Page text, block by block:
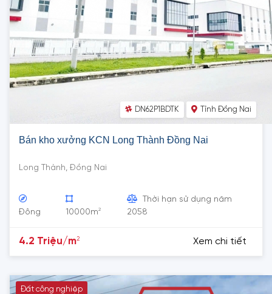
DN62P1BDTK Tỉnh Đồng Nai
Bán kho xưởng KCN Long Thành Đồng Nai
Long Thành, Đồng Nai
Đông 10000m2
Thời hạn sử dụng năm
2058
4.2 Triệu/m2 Xem chi tiết
Đất công nghiệp